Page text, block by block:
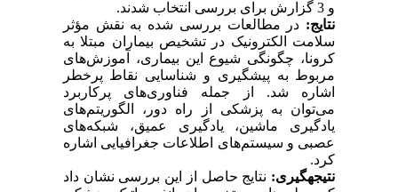
و 3 گزارش برای بررسی انتخاب شدند.
نتایج: در مطالعات بررسی شده به نقش مؤثر
سلامت الکترونیک در تشخیص بیماران مبتلا به
کرونا، چگونگی شیوع این بیماری، آموزش‌های
مربوط به پیشگیری و شناسایی نقاط پرخطر
اشاره شد. از جمله فناوری‌های پرکاربرد
می‌توان به پزشکی از راه دور، الگوریتم‌های
یادگیری ماشین، یادگیری عمیق، شبکه‌های
عصبی و سیستم‌های اطلاعات جغرافیایی اشاره
کرد.
نتیجه­گیری: نتایج حاصل از این بررسی نشان داد